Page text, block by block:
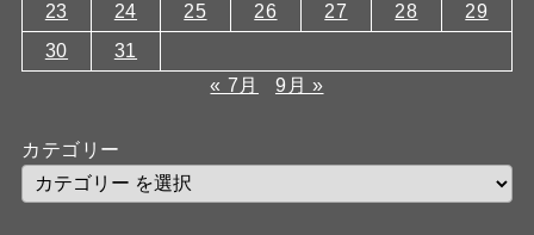
23
24 25 26 27 28
29
30
31
« 7月
9月 »
カテゴリー